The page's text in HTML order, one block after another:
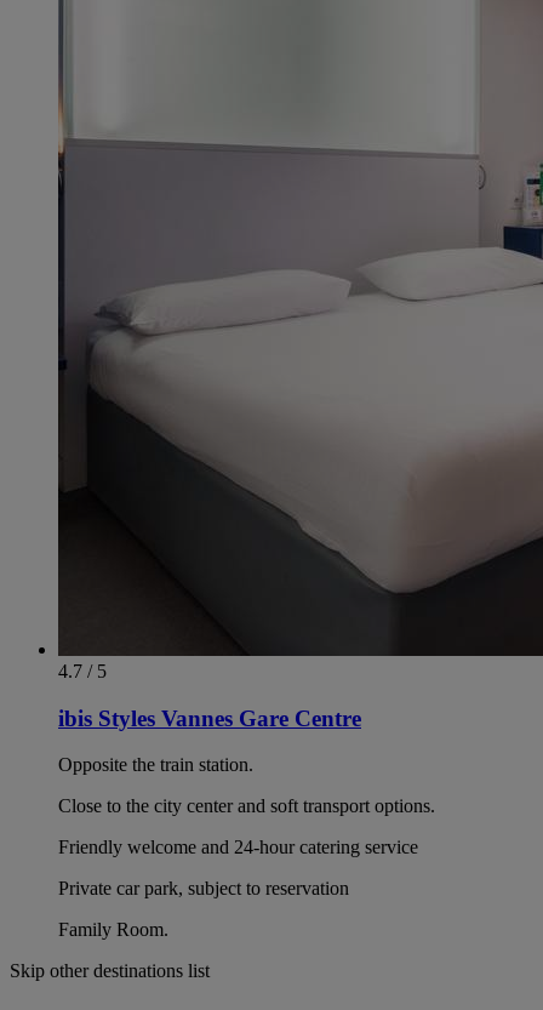
4.7 / 5
ibis Styles Vannes Gare Centre
Opposite the train station.
Close to the city center and soft transport options.
Friendly welcome and 24-hour catering service
Private car park, subject to reservation
Family Room.
Skip other destinations list